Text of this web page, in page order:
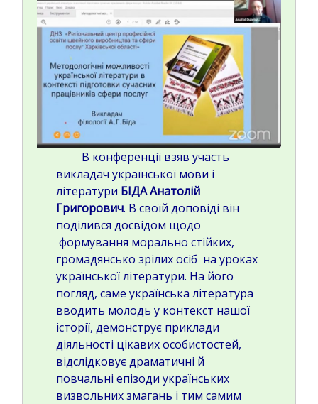
В конференції взяв участь
викладач української мови і
літератури БІДА Анатолій
Григорович. В своїй доповіді він
поділився досвідом щодо
формування морально стійких,
громадянсько зрілих осіб на уроках
української літератури. На його
погляд, саме українська література
вводить молодь у контекст нашої
історії, демонструє приклади
діяльності цікавих особистостей,
відслідковує драматичні й
повчальні епізоди українських
визвольних змагань і тим самим